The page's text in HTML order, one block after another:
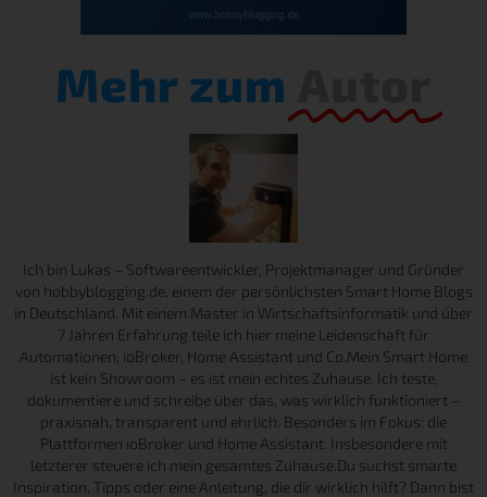
Mehr zum
Ich bin Lukas – Softwareentwickler, Projektmanager und Gründer
von hobbyblogging.de, einem der persönlichsten Smart Home Blogs
in Deutschland. Mit einem Master in Wirtschaftsinformatik und über
7 Jahren Erfahrung teile ich hier meine Leidenschaft für
Automationen, ioBroker, Home Assistant und Co.Mein Smart Home
ist kein Showroom – es ist mein echtes Zuhause. Ich teste,
dokumentiere und schreibe über das, was wirklich funktioniert –
praxisnah, transparent und ehrlich. Besonders im Fokus: die
Plattformen ioBroker und Home Assistant. Insbesondere mit
letzterer steuere ich mein gesamtes Zuhause.Du suchst smarte
Inspiration, Tipps oder eine Anleitung, die dir wirklich hilft? Dann bist